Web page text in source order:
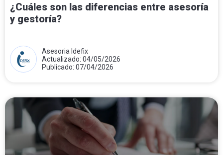
¿Cuáles son las diferencias entre asesoría
y gestoría?
Asesoria Idefix
Actualizado: 04/05/2026
Publicado: 07/04/2026